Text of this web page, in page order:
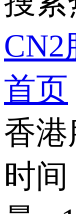
CN2
首页
香
时间